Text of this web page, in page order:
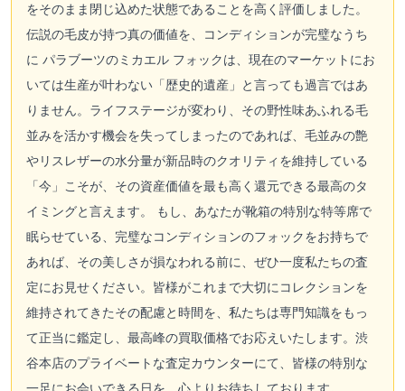
をそのまま閉じ込めた状態であることを高く評価しました。
伝説の毛皮が持つ真の価値を、コンディションが完璧なうち
に パラブーツのミカエル フォックは、現在のマーケットにお
いては生産が叶わない「歴史的遺産」と言っても過言ではあ
りません。ライフステージが変わり、その野性味あふれる毛
並みを活かす機会を失ってしまったのであれば、毛並みの艶
やリスレザーの水分量が新品時のクオリティを維持している
「今」こそが、その資産価値を最も高く還元できる最高のタ
イミングと言えます。 もし、あなたが靴箱の特別な特等席で
眠らせている、完璧なコンディションのフォックをお持ちで
あれば、その美しさが損なわれる前に、ぜひ一度私たちの査
定にお見せください。皆様がこれまで大切にコレクションを
維持されてきたその配慮と時間を、私たちは専門知識をもっ
て正当に鑑定し、最高峰の買取価格でお応えいたします。渋
谷本店のプライベートな査定カウンターにて、皆様の特別な
一足にお会いできる日を、心よりお待ちしております。